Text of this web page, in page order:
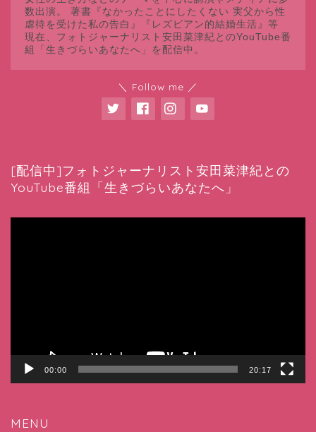
数出演。 著書『なかったことにしたくない 実父から性
虐待を受けた私の告白』『レズビアン的結婚生活』等
現在、フォトジャーナリスト安田菜津紀とのYouTube番
組「生きづらいあなたへ」を配信中。
＼ Follow me ／
[配信中]フォトジャーナリスト安田菜津紀との
YouTube番組「生きづらいあなたへ」
00:00 20:17
MENU